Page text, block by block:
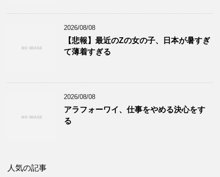
2026/08/08
【悲報】最近のZの女の子、日本が暑すぎ
て薄着すぎる
2026/08/08
アラフォーワイ、仕事をやめる決心をす
る
人気の記事